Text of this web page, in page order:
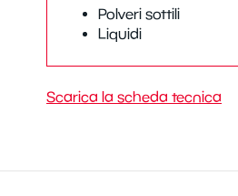
Polveri sottili
Liquidi
Scarica la scheda tecnica